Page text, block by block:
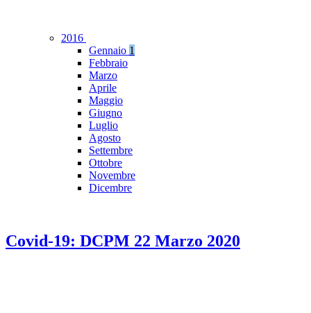
2016
Gennaio 1
Febbraio
Marzo
Aprile
Maggio
Giugno
Luglio
Agosto
Settembre
Ottobre
Novembre
Dicembre
Covid-19: DCPM 22 Marzo 2020